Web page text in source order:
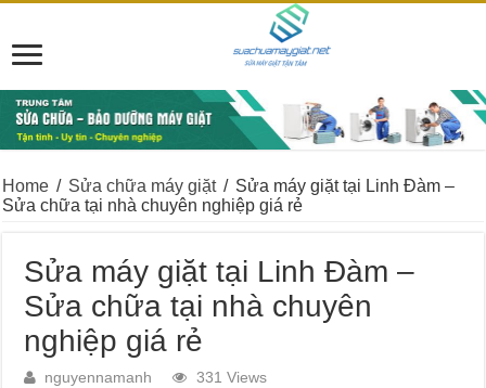
Home / Sửa chữa máy giặt / Sửa máy giặt tại Linh Đàm –
Sửa chữa tại nhà chuyên nghiệp giá rẻ
Sửa máy giặt tại Linh Đàm –
Sửa chữa tại nhà chuyên
nghiệp giá rẻ
nguyennamanh 331 Views